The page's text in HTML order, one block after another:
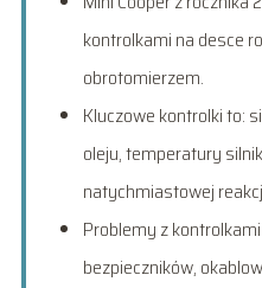
kontrolkami na desce
obrotomierzem.
Kluczowe kontrolki to:
oleju, temperatury
natychmiastowej
Problemy z
bezpieczników,